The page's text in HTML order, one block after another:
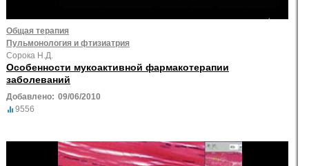
Общая терапия
Пульмонология и фтизиатрия
Сорока Н.Д.
Особенности мукоактивной фармакотерапии
заболеваний
Добавлено: 09/06/2010
9556